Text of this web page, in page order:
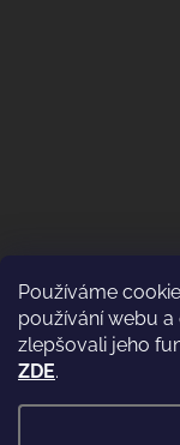
Používáme
používání webu
zlepšovali jeho
ZDE.